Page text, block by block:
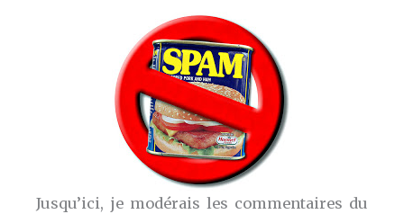
Jusqu’ici, je modérais les commentaires du